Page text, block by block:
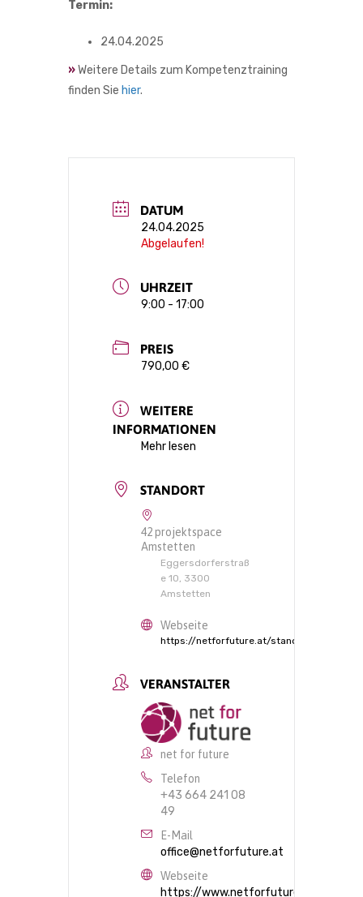
Termin:
24.04.2025
»Weitere Details zum Kompetenztraining
finden Sie hier.
DATUM
24.04.2025
Abgelaufen!
UHRZEIT
9:00 - 17:00
PREIS
790,00 €
WEITERE
INFORMATIONEN
Mehr lesen
STANDORT
42 projektspace
Amstetten
Eggersdorferstraß
e 10, 3300
Amstetten
Webseite
https://netforfuture.at/standorte/
VERANSTALTER
net for future
Telefon
+43 664 241 08
49
E-Mail
office@netforfuture.at
Webseite
https://www.netforfuture.at/